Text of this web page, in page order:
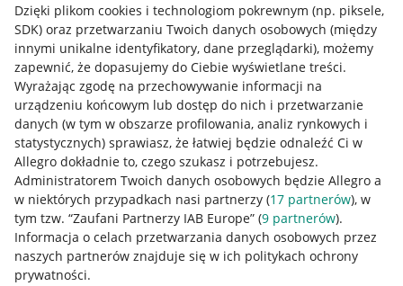
Dzięki plikom cookies i technologiom pokrewnym (np. piksele,
SDK) oraz przetwarzaniu Twoich danych osobowych (między
innymi unikalne identyfikatory, dane przeglądarki), możemy
zapewnić, że dopasujemy do Ciebie wyświetlane treści.
Wyrażając zgodę na przechowywanie informacji na
urządzeniu końcowym lub dostęp do nich i przetwarzanie
danych (w tym w obszarze profilowania, analiz rynkowych i
statystycznych) sprawiasz, że łatwiej będzie odnaleźć Ci w
Allegro dokładnie to, czego szukasz i potrzebujesz.
Administratorem Twoich danych osobowych będzie Allegro a
w niektórych przypadkach nasi partnerzy (17 partnerów), w
tym tzw. “Zaufani Partnerzy IAB Europe” (9 partnerów).
Informacja o celach przetwarzania danych osobowych przez
naszych partnerów znajduje się w ich politykach ochrony
prywatności.
Przydatne informacje
Jak to działa
Napisz do nas